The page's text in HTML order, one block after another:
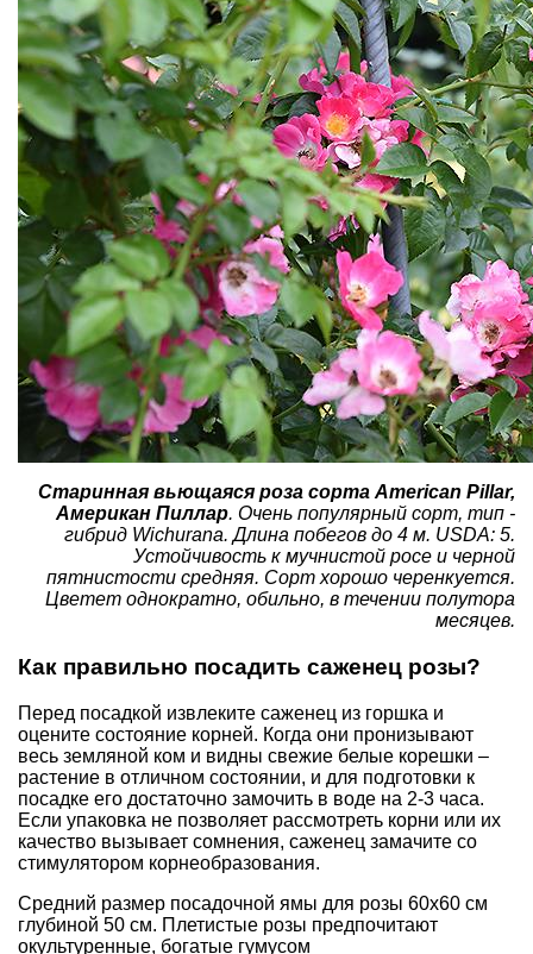
Старинная вьющаяся роза сорта American Pillar,
Американ Пиллар. Очень популярный сорт, тип -
гибрид Wichurana. Длина побегов до 4 м. USDA: 5.
Устойчивость к мучнистой росе и черной
пятнистости средняя. Сорт хорошо черенкуется.
Цветет однократно, обильно, в течении полутора
месяцев.
Как правильно посадить саженец розы?
Перед посадкой извлеките саженец из горшка и
оцените состояние корней. Когда они пронизывают
весь земляной ком и видны свежие белые корешки –
растение в отличном состоянии, и для подготовки к
посадке его достаточно замочить в воде на 2-3 часа.
Если упаковка не позволяет рассмотреть корни или их
качество вызывает сомнения, саженец замачите со
стимулятором корнеобразования.
Средний размер посадочной ямы для розы 60х60 см
глубиной 50 см. Плетистые розы предпочитают
окультуренные, богатые гумусом